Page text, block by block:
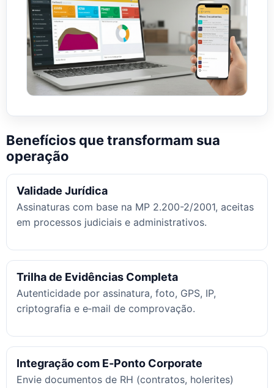
Benefícios que transformam sua
operação
Validade Jurídica
Assinaturas com base na MP 2.200-2/2001, aceitas
em processos judiciais e administrativos.
Trilha de Evidências Completa
Autenticidade por assinatura, foto, GPS, IP,
criptografia e e‑mail de comprovação.
Integração com E‑Ponto Corporate
Envie documentos de RH (contratos, holerites)